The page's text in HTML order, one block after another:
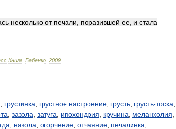
несколько от печали поразившей ее и стала
Книга Бабенко 2009
грустинка грустное настроение грусть грусть-тоска
зазола затуга ипохондрия кручина меланхолия
назола огорчение отчаяние печалинка